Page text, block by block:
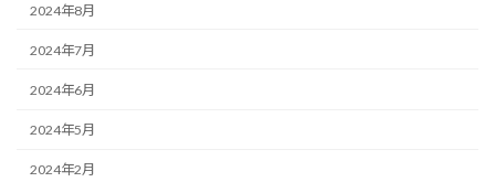
2024年8月
2024年7月
2024年6月
2024年5月
2024年2月